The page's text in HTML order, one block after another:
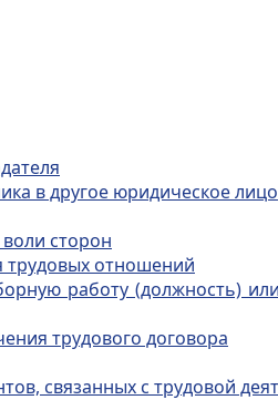
в другое юридическое лицо
сторон
трудовых отношений
работу (должность)
трудового договора
связанных c трудовой